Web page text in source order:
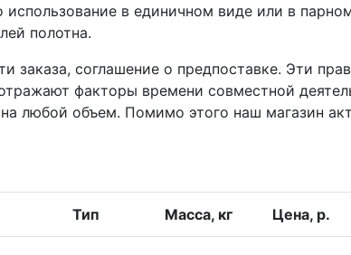
в единичном виде или в
полотна.
заказа, соглашение о предпоставке. Эти
факторы времени совместной
любой объем. Помимо этого наш магазин
Тип Масса, кг Цена, р.